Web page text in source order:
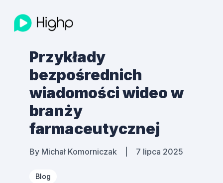
Przykłady
bezpośrednich
wiadomości wideo w
branży
farmaceutycznej
By Michał Komorniczak 7 lipca 2025
Blog